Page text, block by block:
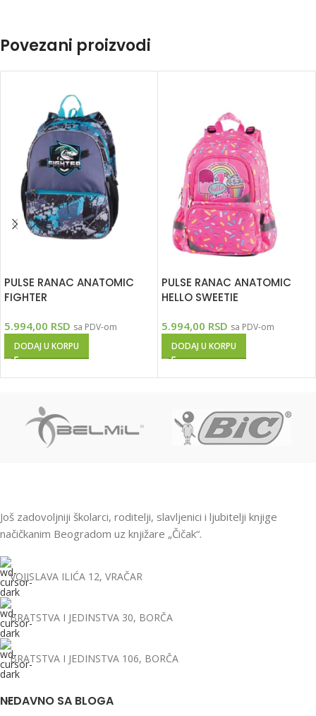
Povezani proizvodi
PULSE RANAC ANATOMIC
FIGHTER
5.994,00 RSD sa PDV-om
DODAJ U KORPU
PULSE RANAC ANATOMIC
HELLO SWEETIE
5.994,00 RSD sa PDV-om
DODAJ U KORPU
Još zadovoljniji školarci, roditelji, slavljenici i ljubitelji knjige
načičkanim Beogradom uz knjižare „Čičak“.
VOJISLAVA ILIĆA 12, VRAČAR
BRATSTVA I JEDINSTVA 30, BORČA
BRATSTVA I JEDINSTVA 106, BORČA
NEDAVNO SA BLOGA